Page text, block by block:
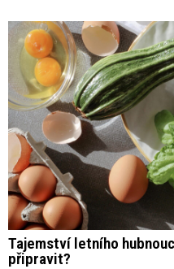
Tajemství letního
připravit?